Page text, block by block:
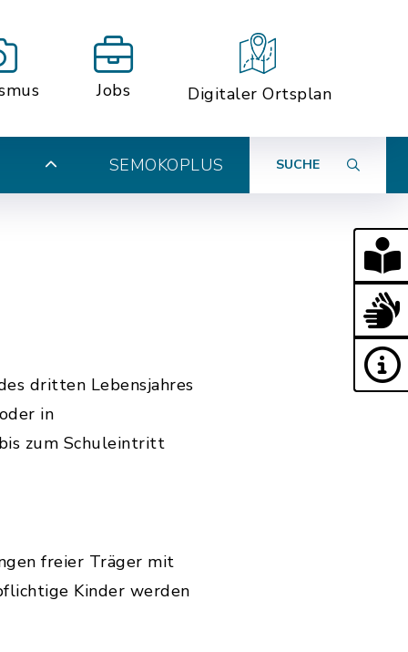
Jobs Digitaler Ortsplan
SEMOKOPLUS SUCHE
dritten Lebensjahres
oder in
zum Schuleintritt
freier Träger mit
Kinder werden